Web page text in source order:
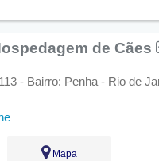
de Cães
- Bairro: Penha - Rio de
Mapa